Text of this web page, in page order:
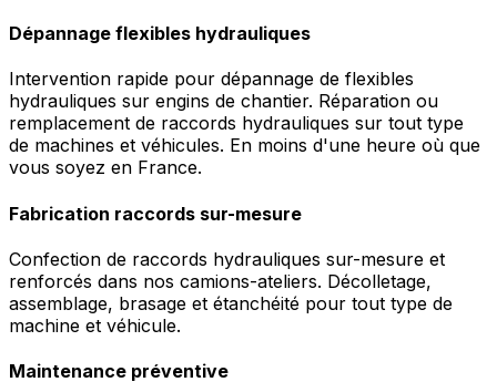
Dépannage flexibles hydrauliques
Intervention rapide pour dépannage de flexibles
hydrauliques sur engins de chantier. Réparation ou
remplacement de raccords hydrauliques sur tout type
de machines et véhicules. En moins d'une heure où que
vous soyez en France.
Fabrication raccords sur-mesure
Confection de raccords hydrauliques sur-mesure et
renforcés dans nos camions-ateliers. Décolletage,
assemblage, brasage et étanchéité pour tout type de
machine et véhicule.
Maintenance préventive